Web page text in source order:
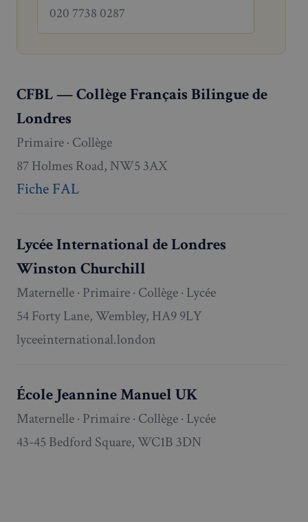
020 7738 0287
CFBL — Collège Français Bilingue de
Londres
Primaire · Collège
87 Holmes Road, NW5 3AX
Fiche FAL
Lycée International de Londres
Winston Churchill
Maternelle · Primaire · Collège · Lycée
54 Forty Lane, Wembley, HA9 9LY
lyceeinternational.london
École Jeannine Manuel UK
Maternelle · Primaire · Collège · Lycée
43-45 Bedford Square, WC1B 3DN